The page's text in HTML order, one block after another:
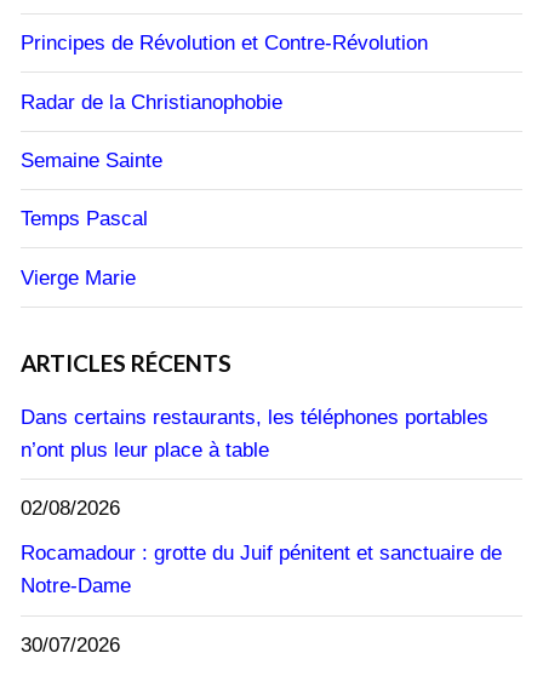
Principes de Révolution et Contre-Révolution
Radar de la Christianophobie
Semaine Sainte
Temps Pascal
Vierge Marie
ARTICLES RÉCENTS
Dans certains restaurants, les téléphones portables
n’ont plus leur place à table
02/08/2026
Rocamadour : grotte du Juif pénitent et sanctuaire de
Notre-Dame
30/07/2026